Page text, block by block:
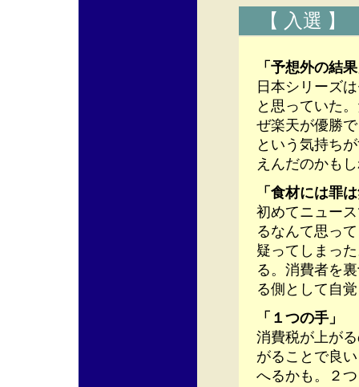
【 入選 】
「予想外の結
日本シリーズ
と思っていた
ぜ楽天が優勝
という気持ち
えんだのかも
「食材には罪
初めてニュー
るなんて思っ
疑ってしまっ
る。消費者を
る側として自
「１つの手」
消費税が上が
がることで良
へるかも。２